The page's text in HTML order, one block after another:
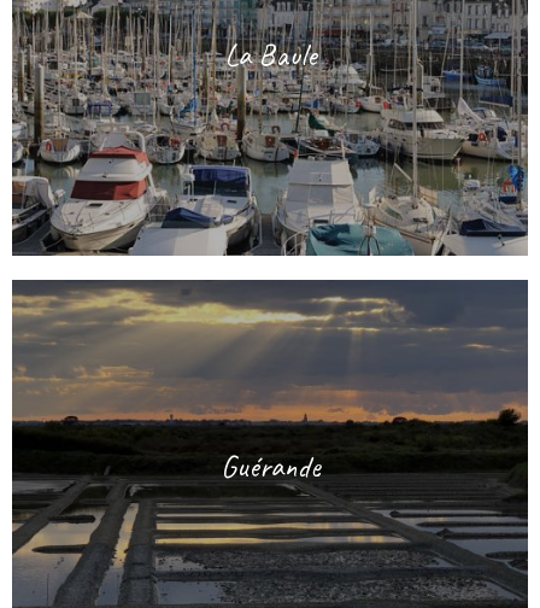
La Baule
Guérande
août 2026
lun. mar. mer. jeu. ven. sam. dim.
27/07 28/07 29/07 30/07 31/07 01/08 02/08
03/08 04/08 05/08 06/08
07/08
08/08
09/08
10/08
99€
11/08
99€
12/08
93€
13/08
93€
14/08
93€
93€
93€
18/08
93€
93€
93€
24/08
25/08
26/08
27/08
28/08
29/08
83€
30/08
31/08
83€
01/09
83€
02/09
83€
03/09
83€
83€
89€
06/09
83€